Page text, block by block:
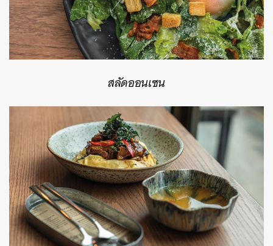
สลัดออนเซน